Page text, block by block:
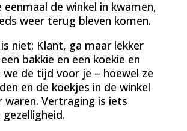
eenmaal de winkel in kwamen,
weer terug bleven komen.
niet: Klant, ga maar lekker
bakkie en een koekie en
we de tijd voor je – hoewel ze
en de koekjes in de winkel
waren. Vertraging is iets